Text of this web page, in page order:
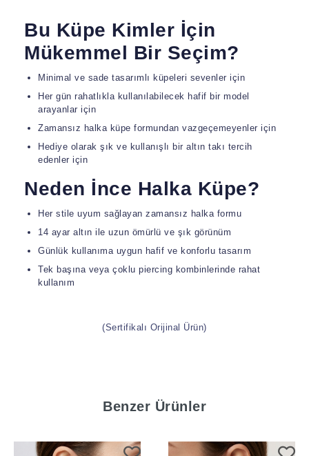
Bu Küpe Kimler İçin
Mükemmel Bir Seçim?
Minimal ve sade tasarımlı küpeleri sevenler için
Her gün rahatlıkla kullanılabilecek hafif bir model
arayanlar için
Zamansız halka küpe formundan vazgeçemeyenler için
Hediye olarak şık ve kullanışlı bir altın takı tercih
edenler için
Neden İnce Halka Küpe?
Her stile uyum sağlayan zamansız halka formu
14 ayar altın ile uzun ömürlü ve şık görünüm
Günlük kullanıma uygun hafif ve konforlu tasarım
Tek başına veya çoklu piercing kombinlerinde rahat
kullanım
(Sertifikalı Orijinal Ürün)
Benzer Ürünler